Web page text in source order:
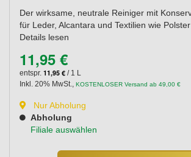
Der wirksame, neutrale Reiniger mit
für Leder, Alcantara und Textilien wie Polster
Details lesen
11,95 €
entspr. 11,95 € / 1 L
Inkl. 20% MwSt., KOSTENLOSER Versand ab 49,00 €
Nur Abholung
Abholung
Filiale auswählen